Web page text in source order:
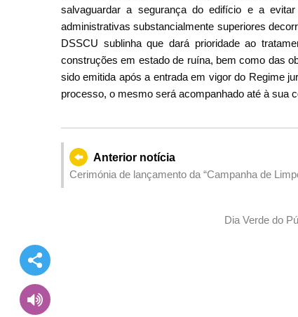
salvaguardar a segurança do edifício e a
administrativas substancialmente superiores
DSSCU sublinha que dará prioridade ao
construções em estado de ruína, bem como das
sido emitida após a entrada em vigor do Regime
processo, o mesmo será acompanhado até à sua
Anterior notícia
Cerimónia de lançamento da “Campanha de
Dia Verde do